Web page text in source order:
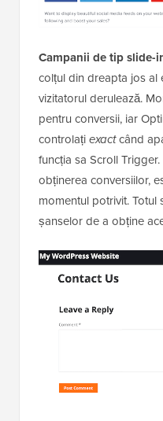
Campanii de tip slide-
colțul din dreapta jos al
vizitatorul derulează.
pentru conversii, iar
controlațiexactcând
funcția sa Scroll
obținerea conversiilor,
momentul potrivit. Totul
șanselor de a obține